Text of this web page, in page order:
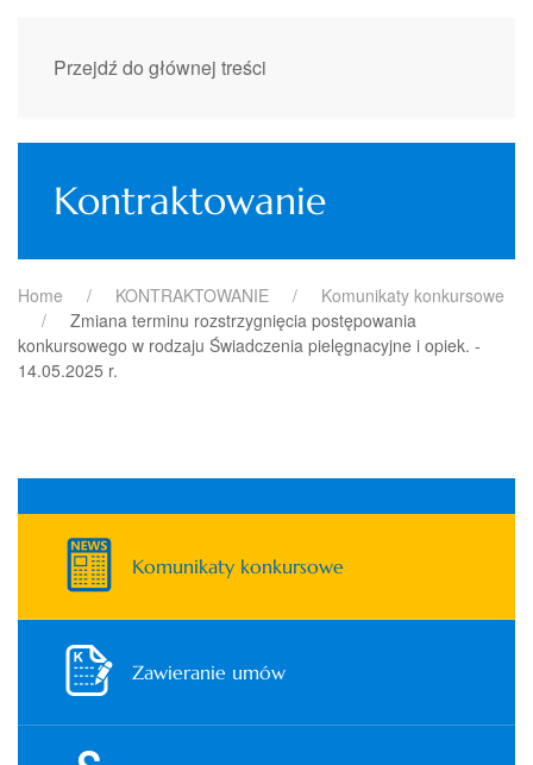
Przejdź do głównej treści
Kontraktowanie
Home KONTRAKTOWANIE
Komunikaty konkursowe
Zmiana terminu rozstrzygnięcia postępowania
konkursowego w rodzaju Świadczenia pielęgnacyjne i opiek. -
14.05.2025 r.
Komunikaty konkursowe
Zawieranie umów